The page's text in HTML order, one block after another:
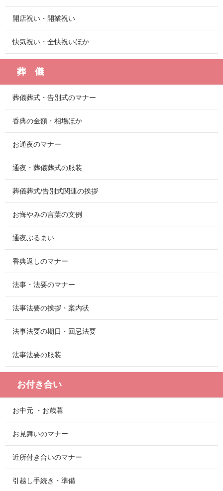
開店祝い・開業祝い
快気祝い・全快祝いほか
葬 儀
葬儀葬式・告別式のマナー
香典の金額・相場ほか
お通夜のマナー
通夜・葬儀葬式の服装
葬儀葬式/告別式関連の挨拶
お悔やみの言葉の文例
通夜ぶるまい
香典返しのマナー
法事・法要のマナー
法事法要の挨拶・案内状
法事法要の期日・回忌法要
法事法要の服装
お付き合い
お中元 ・お歳暮
お見舞いのマナー
近所付き合いのマナー
引越し手続き・準備